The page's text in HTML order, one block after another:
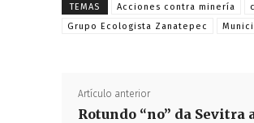
TEMAS Acciones contra minería
Grupo Ecologista Zanatepec
Artículo anterior
Rotundo “no” da Sevitra